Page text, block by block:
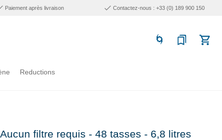
Paiement après livraison Contactez-nous : +33 (0) 189 900 150
Reductions
filtre requis - 48 tasses - 6,8 litres